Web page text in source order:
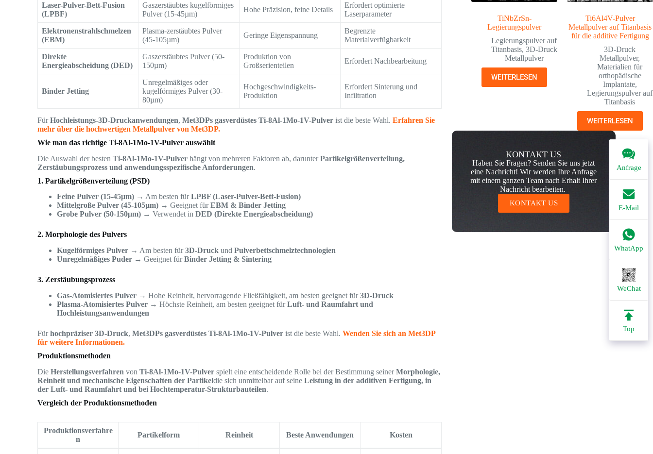
Anfrage
E-Mail
WhatApp
WeChat
Top
Laser-Pulver-Bett-Fusion
(LPBF)
Gaszerstäubtes kugelförmiges
Pulver (15-45µm)
Hohe Präzision, feine Details
Erfordert optimierte
Laserparameter
Elektronenstrahlschmelzen
(EBM)
Plasma-zerstäubtes Pulver
(45-105µm)
Geringe Eigenspannung
Begrenzte
Materialverfügbarkeit
Direkte
Energieabscheidung (DED)
Gaszerstäubtes Pulver (50-
150µm)
Produktion von
Großserienteilen
Erfordert Nachbearbeitung
Binder Jetting
Unregelmäßiges oder
kugelförmiges Pulver (30-
80µm)
Hochgeschwindigkeits-
Produktion
Erfordert Sinterung und
Infiltration
FürHochleistungs-3D-Druckanwendungen,Met3DPs gasverdüstes Ti-8Al-1Mo-1V-Pulver ist die beste Wahl.Erfahren Sie
mehr über die hochwertigen Metallpulver von Met3DP.
Wie man das richtige Ti-8Al-1Mo-1V-Pulver auswählt
Die Auswahl der bestenTi-8Al-1Mo-1V-Pulver hängt von mehreren Faktoren ab, darunterPartikelgrößenverteilung,
Zerstäubungsprozess und anwendungsspezifische Anforderungen.
1. Partikelgrößenverteilung (PSD)
Feine Pulver (15-45µm) → Am besten fürLPBF (Laser-Pulver-Bett-Fusion)
Mittelgroße Pulver (45-105µm) → Geeignet fürEBM & Binder Jetting
Grobe Pulver (50-150µm) → Verwendet inDED (Direkte Energieabscheidung)
2. Morphologie des Pulvers
Kugelförmiges Pulver → Am besten für3D-Druck undPulverbettschmelztechnologien
Unregelmäßiges Puder → Geeignet fürBinder Jetting & Sintering
3. Zerstäubungsprozess
Gas-Atomisiertes Pulver → Hohe Reinheit, hervorragende Fließfähigkeit, am besten geeignet für3D-Druck
Plasma-Atomisiertes Pulver → Höchste Reinheit, am besten geeignet fürLuft- und Raumfahrt und
Hochleistungsanwendungen
Fürhochpräziser 3D-Druck,Met3DPs gasverdüstes Ti-8Al-1Mo-1V-Pulver ist die beste Wahl.Wenden Sie sich an Met3DP
für weitere Informationen.
Produktionsmethoden
DieHerstellungsverfahren vonTi-8Al-1Mo-1V-Pulver spielt eine entscheidende Rolle bei der Bestimmung seinerMorphologie,
Reinheit und mechanische Eigenschaften der Partikeldie sich unmittelbar auf seineLeistung in der additiven Fertigung, in
der Luft- und Raumfahrt und bei Hochtemperatur-Strukturbauteilen.
Vergleich der Produktionsmethoden
Produktionsverfahre
n
Partikelform Reinheit Beste Anwendungen Kosten
TiNbZrSn-
Legierungspulver
Legierungspulver auf
Titanbasis, 3D-Druck
Metallpulver
WEITERLESEN
Ti6Al4V-Pulver
Metallpulver auf Titanbasis
für die additive Fertigung
3D-Druck
Metallpulver,
Materialien für
orthopädische
Implantate,
Legierungspulver auf
Titanbasis
WEITERLESEN
KONTAKT US
Haben Sie Fragen? Senden Sie uns jetzt
eine Nachricht! Wir werden Ihre Anfrage
mit einem ganzen Team nach Erhalt Ihrer
Nachricht bearbeiten.
KONTAKT US